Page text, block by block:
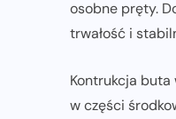
osobne pręty.
trwałość i
Kontrukcja
w części